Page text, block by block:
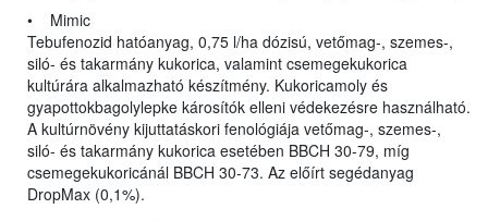
• Mimic
Tebufenozid hatóanyag, 0,75 l/ha dózisú, vetőmag-, szemes-,
siló- és takarmány kukorica, valamint csemegekukorica
kultúrára alkalmazható készítmény. Kukoricamoly és
gyapottokbagolylepke károsítók elleni védekezésre használható.
A kultúrnövény kijuttatáskori fenológiája vetőmag-, szemes-,
siló- és takarmány kukorica esetében BBCH 30-79, míg
csemegekukoricánál BBCH 30-73. Az előírt segédanyag
DropMax (0,1%).